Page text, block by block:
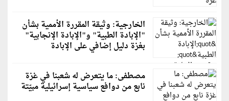
الخارجية: وثيقة المقررة الأممية بشأن
"الإبادة الطبية" و"الإبادة الإنجابية"
بغزة دليل إضافي على الإبادة
مصطفى: ما يتعرض له شعبنا في غزة
نابع من دوافع سياسية إسرائيلية مبيّتة